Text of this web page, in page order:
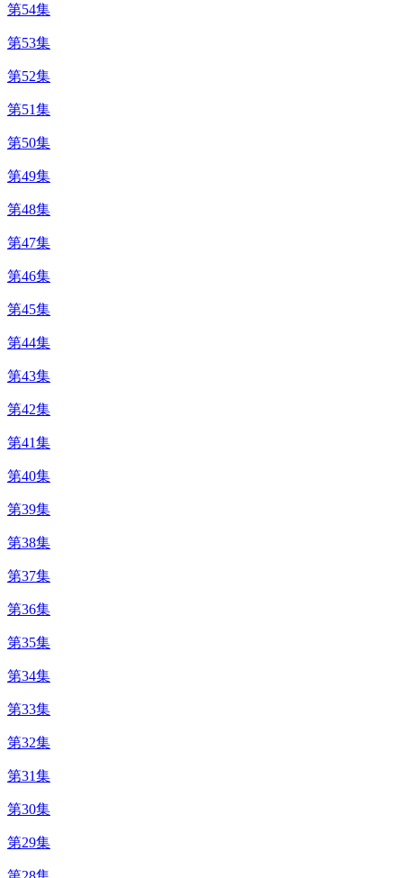
第54集
第53集
第52集
第51集
第50集
第49集
第48集
第47集
第46集
第45集
第44集
第43集
第42集
第41集
第40集
第39集
第38集
第37集
第36集
第35集
第34集
第33集
第32集
第31集
第30集
第29集